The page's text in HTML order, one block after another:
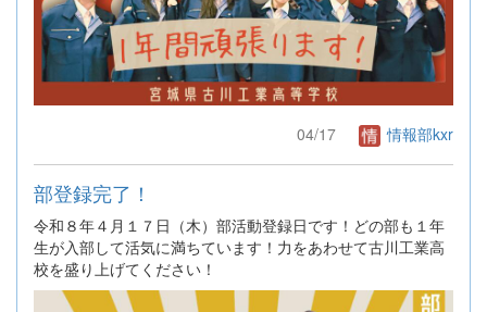
04/17 情報部kxr
部登録完了！
令和８年４月１７日（木）部活動登録日です！どの部も１年
生が入部して活気に満ちています！力をあわせて古川工業高
校を盛り上げてください！